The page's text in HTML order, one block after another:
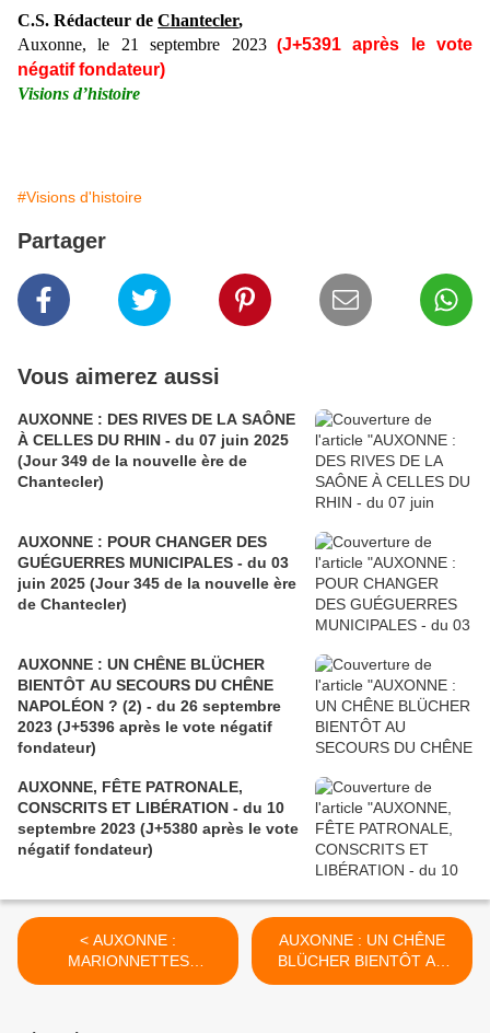
C.S. Rédacteur de Chantecler,
Auxonne, le 21
septembre 2023 (J+5391
après le vote
négatif fondateur)
Visions d’histoire
#Visions d'histoire
Partager
Vous aimerez aussi
AUXONNE : DES RIVES DE LA SAÔNE
À CELLES DU RHIN - du 07 juin 2025
(Jour 349 de la nouvelle ère de
Chantecler)
AUXONNE : POUR CHANGER DES
GUÉGUERRES MUNICIPALES - du 03
juin 2025 (Jour 345 de la nouvelle ère
de Chantecler)
AUXONNE : UN CHÊNE BLÜCHER
BIENTÔT AU SECOURS DU CHÊNE
NAPOLÉON ? (2) - du 26 septembre
2023 (J+5396 après le vote négatif
fondateur)
AUXONNE, FÊTE PATRONALE,
CONSCRITS ET LIBÉRATION - du 10
septembre 2023 (J+5380 après le vote
négatif fondateur)
< AUXONNE :
MARIONNETTES
IMPÉRIALES - du 18
AUXONNE : UN CHÊNE
BLÜCHER BIENTÔT AU
SECOURS DU CHÊNE